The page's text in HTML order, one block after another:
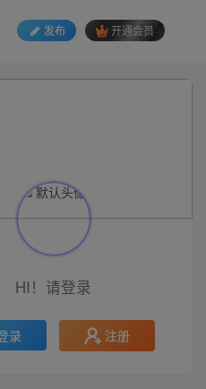
发布 开通会员
HI！请登录
录 注册